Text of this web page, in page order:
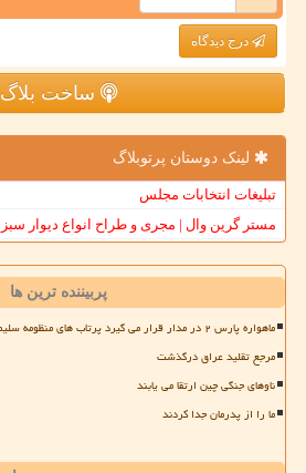
درج دیدگاه
ساخت بلاگ
لینک دوستان پرتوبلاگ
تبلیغات انتخابات مجلس
مستر گرین وال | مجری و طراح انواع دیوار سبز
پربیننده ترین ها
ماهواره پارس ۲ در مدار قرار می گیرد پرتاب های منظومه سلیمانی در۱۴۰۵
مرجع تقلید عراق درگذشت
ناوهای جنگی چین ارتقا می یابند
ما را از پدرمان جدا کردند